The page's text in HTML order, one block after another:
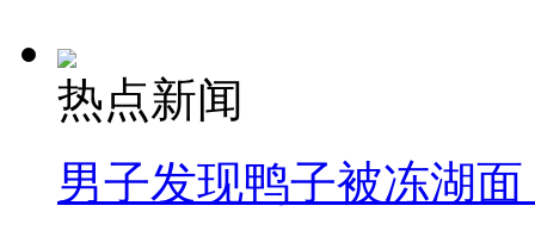
热点新闻
男子发现鸭子被冻湖